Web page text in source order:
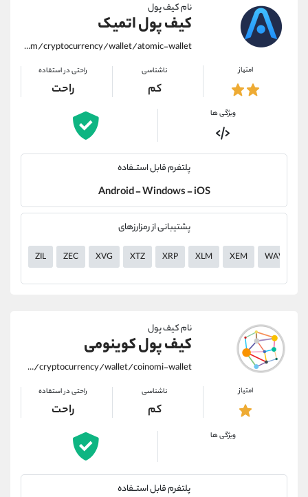
نام کیف پول
کیف پول اتمیک
https://alirezamehrabi.com/cryptocurrency/wallet/atomic-wallet
امتیاز ناشناسی
کم
راحتی در استفاده
راحت
ویژگی ها
پلتفرم قابل استــفاده
Android - Windows - iOS
پشتیبانی از رمزارزهای
ZIL ZEC XVG XTZ XRP XLM XEM WAVES
نام کیف پول
کیف پول کوینومی
https://alirezamehrabi.com/cryptocurrency/wallet/coinomi-wallet
امتیاز ناشناسی
کم
راحتی در استفاده
راحت
ویژگی ها
پلتفرم قابل استــفاده